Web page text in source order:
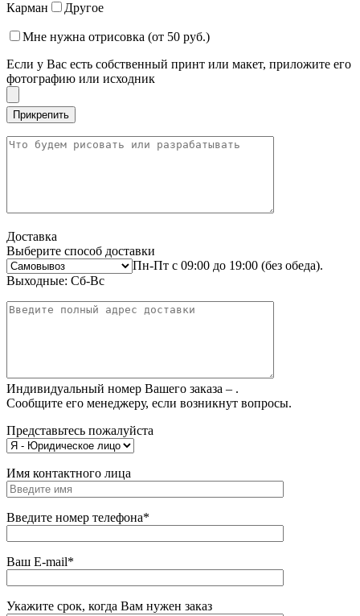
Карман
Другое
Мне нужна отрисовка (от 50 руб.)
Если у Вас есть собственный принт или макет, приложите его
фотографию или исходник
Доставка
Выберите способ доставки
Пн-Пт с 09:00 до 19:00 (без обеда).
Выходные: Сб-Вс
Индивидуальный номер Вашего заказа – .
Сообщите его менеджеру, если возникнут вопросы.
Представьтесь пожалуйста
Имя контактного лица
Введите номер телефона*
Ваш E-mail*
Укажите срок, когда Вам нужен заказ